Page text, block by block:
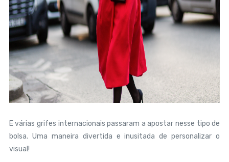
E várias grifes internacionais passaram a apostar nesse tipo de
bolsa. Uma maneira divertida e inusitada de personalizar o
visual!